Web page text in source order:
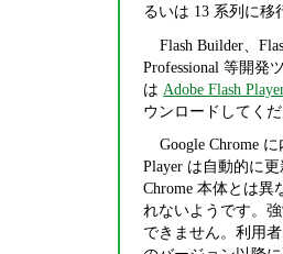
るいは 13 系列に移
Flash Builder、
Professional 等開発
は Adobe Flash
ウンロードしてくだ
Google Chrome
Player は自動的に
Chrome 本体とは異
れないようです。
できません。利用